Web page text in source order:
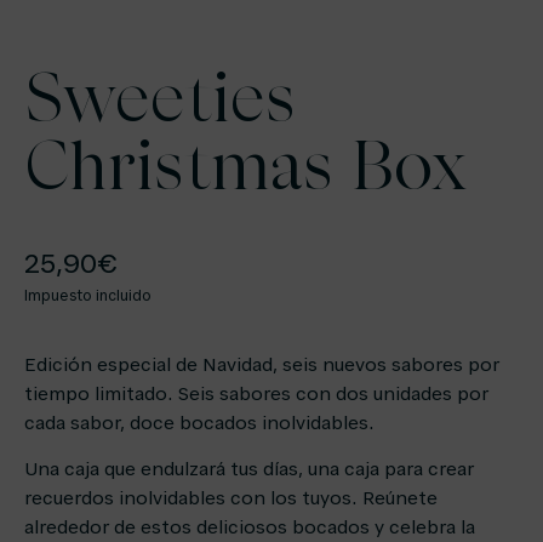
Sweeties
Christmas Box
25,90€
Impuesto incluido
Edición especial de Navidad, seis nuevos sabores por
tiempo limitado. Seis sabores con dos unidades por
cada sabor, doce bocados inolvidables.
Una caja que endulzará tus días, una caja para crear
recuerdos inolvidables con los tuyos. Reúnete
alrededor de estos deliciosos bocados y celebra la